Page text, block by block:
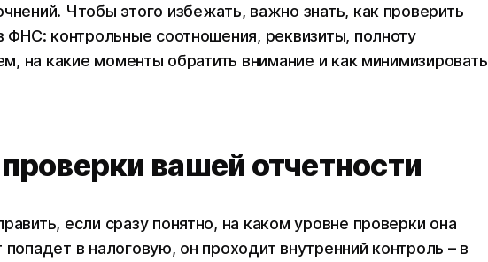
Чтобы этого избежать, важно знать, как проверить
ФНС: контрольные соотношения, реквизиты, полноту
на какие моменты обратить внимание и как минимизировать
вашей отчетности
если сразу понятно, на каком уровне проверки она
в налоговую, он проходит внутренний контроль – в